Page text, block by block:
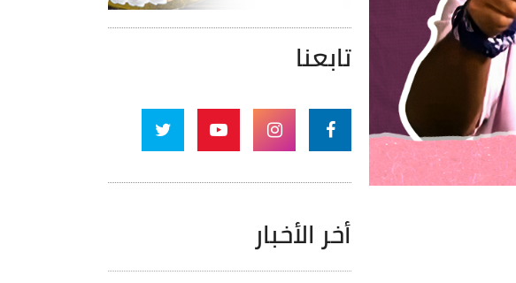
تابعنا
أخر الأخبار